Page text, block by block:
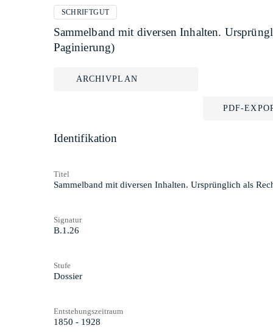
SCHRIFTGUT
Sammelband mit diversen Inhalten.
Paginierung)
ARCHIVPLAN
PDF-
Identifikation
Titel
Sammelband mit diversen Inhalten. Ursprünglich als
Signatur
B.1.26
Stufe
Dossier
Entstehungszeitraum
1850 - 1928